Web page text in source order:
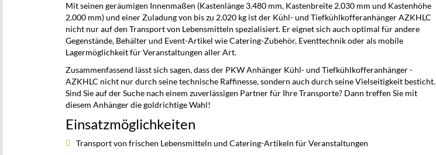
Mit seinen geräumigen Innenmaßen (Kastenlänge 3.480 mm, Kastenbreite 2.030 mm und Kastenhöhe
2.000 mm) und einer Zuladung von bis zu 2.020 kg ist der Kühl- und Tiefkühlkofferanhänger AZKHLC
nicht nur auf den Transport von Lebensmitteln spezialisiert. Er eignet sich auch optimal für andere
Gegenstände, Behälter und Event-Artikel wie Catering-Zubehör, Eventtechnik oder als mobile
Lagermöglichkeit für Veranstaltungen aller Art.
Zusammenfassend lässt sich sagen, dass der PKW Anhänger Kühl- und Tiefkühlkofferanhänger -
AZKHLC nicht nur durch seine technische Raffinesse, sondern auch durch seine Vielseitigkeit besticht.
Sind Sie auf der Suche nach einem zuverlässigen Partner für Ihre Transporte? Dann treffen Sie mit
diesem Anhänger die goldrichtige Wahl!
Einsatzmöglichkeiten
Transport von frischen Lebensmitteln und Catering-Artikeln für Veranstaltungen